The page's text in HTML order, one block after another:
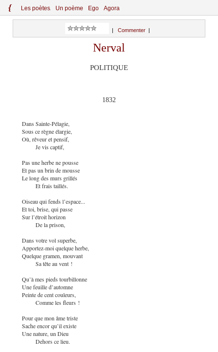
{ Les poètes Un poème Ego Agora
Commenter
Nerval
POLITIQUE
1832
Dans Sainte-Pélagie,
Sous ce règne élargie,
Où, rêveur et pensif,
Je vis captif,
Pas une herbe ne pousse
Et pas un brin de mousse
Le long des murs grillés
Et frais taillés.
Oiseau qui fends l’espace...
Et toi, brise, qui passe
Sur l’étroit horizon
De la prison,
Dans votre vol superbe,
Apportez-moi quelque herbe,
Quelque gramen, mouvant
Sa tête au vent !
Qu’à mes pieds tourbillonne
Une feuille d’automne
Peinte de cent couleurs,
Comme les fleurs !
Pour que mon âme triste
Sache encor qu’il existe
Une nature, un Dieu
Dehors ce lieu.